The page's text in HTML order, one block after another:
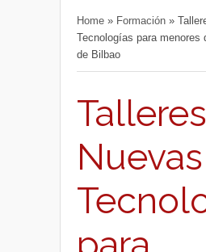
Home » Formación »
Tecnologías para menores
de Bilbao
Nuevas